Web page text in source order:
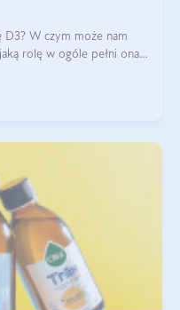
W czym może nam
rolę w ogóle pełni ona